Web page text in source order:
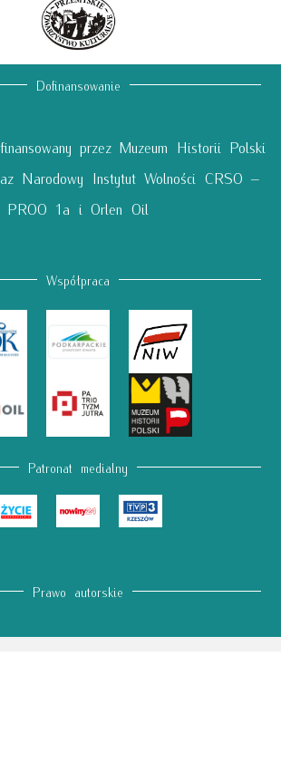
Dofinansowanie
przez Muzeum Historii Polski
Narodowy Instytut Wolności CRSO –
PROO 1a i Orlen Oil
Współpraca
Patronat medialny
Prawo autorskie